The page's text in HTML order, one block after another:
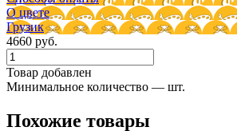
О цвете
Грузик
4660 руб.
Товар добавлен
Минимальное количество — шт.
Похожие товары